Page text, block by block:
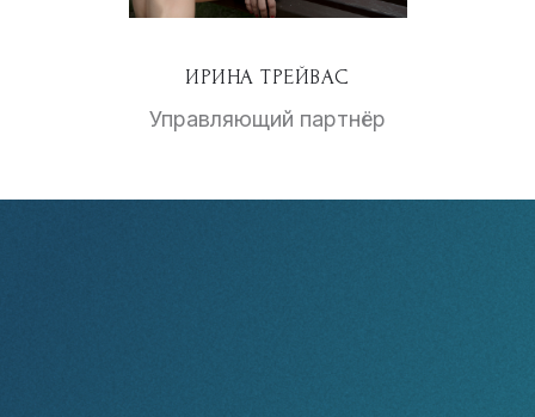
ИРИНА ТРЕЙВАС
Управляющий партнёр